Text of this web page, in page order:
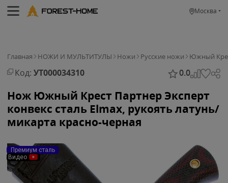
Москва
Главная НОЖИ И МУЛЬТИТУЛЫ Ножи Русские ножи Южный
Код: УТ000034310 0.0
Нож Южный Крест Партнер Эксперт
конвекс сталь Elmax, рукоять латунь/
микарта красно-черная
Премиум сталь
Видео